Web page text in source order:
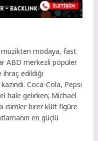
müzikten modaya, fast
ABD merkezli popüler
ihraç edildiği
Coca-Cola, Pepsi
hale gelirken; Michael
isimler birer kült figüre
en güçlü